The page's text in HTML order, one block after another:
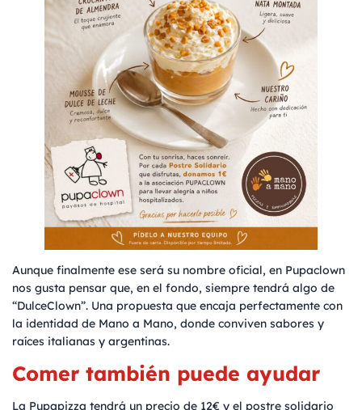
Aunque finalmente ese será su nombre oficial, en Pupaclown
nos gusta pensar que, en el fondo, siempre tendrá algo de
“DulceClown”. Una propuesta que encaja perfectamente con
la identidad de Mano a Mano, donde conviven sabores y
raíces italianas y argentinas.
Comer también puede ayudar
La Pupapizza tendrá un precio de 12€ y el postre solidario